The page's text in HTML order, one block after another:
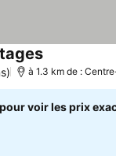
Consulter
à 1.3 km de :
voir les prix